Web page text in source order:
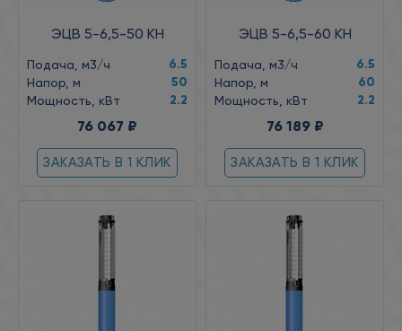
ЭЦВ 5-6,5-50 КН
Подача, м3/ч 6.5
Напор, м 50
Мощность, кВт 2.2
76 067 ₽
ЗАКАЗАТЬ В 1 КЛИК
ЭЦВ 5-6,5-60 КН
Подача, м3/ч 6.5
Напор, м 60
Мощность, кВт 2.2
76 189 ₽
ЗАКАЗАТЬ В 1 КЛИК